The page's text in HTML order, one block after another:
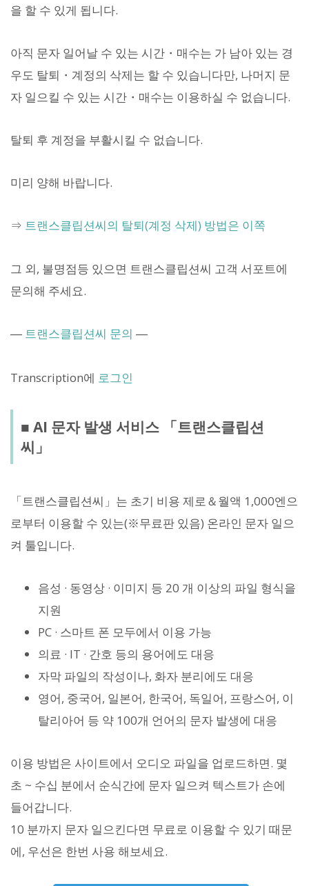
을 할 수 있게 됩니다.
아직 문자 일어날 수 있는 시간・매수는 가 남아 있는 경
우도 탈퇴・계정의 삭제는 할 수 있습니다만, 나머지 문
자 일으킬 수 있는 시간・매수는 이용하실 수 없습니다.
탈퇴 후 계정을 부활시킬 수 없습니다.
미리 양해 바랍니다.
⇒ 트랜스클립션씨의 탈퇴(계정 삭제) 방법은 이쪽
그 외, 불명점등 있으면 트랜스클립션씨 고객 서포트에
문의해 주세요.
― 트랜스클립션씨 문의 ―
Transcription에 로그인
■ AI 문자 발생 서비스 「트랜스클립션
씨」
「트랜스클립션씨」는 초기 비용 제로＆월액 1,000엔으
로부터 이용할 수 있는(※무료판 있음) 온라인 문자 일으
켜 툴입니다.
음성 · 동영상 · 이미지 등 20 개 이상의 파일 형식을
지원
PC · 스마트 폰 모두에서 이용 가능
의료 · IT · 간호 등의 용어에도 대응
자막 파일의 작성이나, 화자 분리에도 대응
영어, 중국어, 일본어, 한국어, 독일어, 프랑스어, 이
탈리아어 등 약 100개 언어의 문자 발생에 대응
이용 방법은 사이트에서 오디오 파일을 업로드하면. 몇
초 ~ 수십 분에서 순식간에 문자 일으켜 텍스트가 손에
들어갑니다.
10 분까지 문자 일으킨다면 무료로 이용할 수 있기 때문
에, 우선은 한번 사용 해보세요.